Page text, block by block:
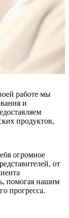
работе мы
и
продуктов,
огромное
от
помогая нашим
прогресса.